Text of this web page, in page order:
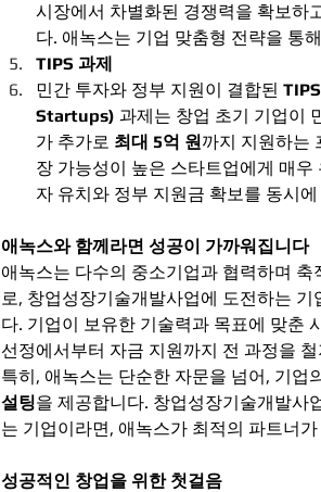
시장에서 차별화된 경쟁력을 확보하
다. 애녹스는 기업 맞춤형 전략을 통
TIPS 과제
민간 투자와 정부 지원이 결합된
Startups) 과제는 창업 초기 기업이
가 추가로 최대 5억 원까지 지원하는
장 가능성이 높은 스타트업에게 매
자 유치와 정부 지원금 확보를 동시
애녹스와 함께라면 성공이 가까워집니다
애녹스는 다수의 중소기업과 협력하며 축
로, 창업성장기술개발사업에 도전하는
다. 기업이 보유한 기술력과 목표에 맞춘
선정에서부터 자금 지원까지 전 과정을
특히, 애녹스는 단순한 자문을 넘어, 기업
설팅을 제공합니다. 창업성장기술개발사
는 기업이라면, 애녹스가 최적의 파트너
성공적인 창업을 위한 첫걸음